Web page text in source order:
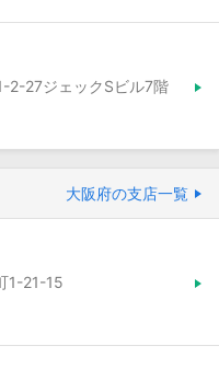
2-27ジェックSビル7階
大阪府の支店一覧
1-21-15